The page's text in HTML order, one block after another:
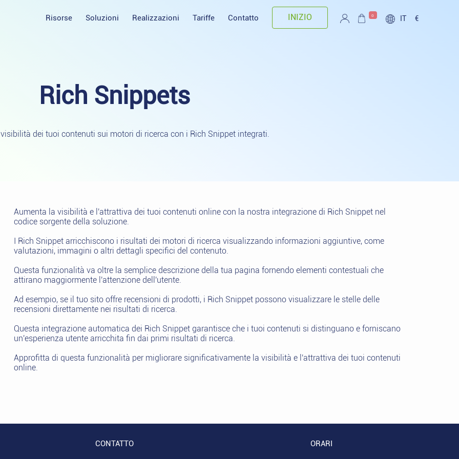
Risorse Soluzioni Realizzazioni Tariffe Contatto INIZIO 0 IT €
Rich Snippets
dei tuoi contenuti sui motori di ricerca con i Rich Snippet integrati.
Aumenta la visibilità e l'attrattiva dei tuoi contenuti online con la nostra integrazione di Rich Snippet nel
codice sorgente della soluzione.
I Rich Snippet arricchiscono i risultati dei motori di ricerca visualizzando informazioni aggiuntive, come
valutazioni, immagini o altri dettagli specifici del contenuto.
Questa funzionalità va oltre la semplice descrizione della tua pagina fornendo elementi contestuali che
attirano maggiormente l'attenzione dell'utente.
Ad esempio, se il tuo sito offre recensioni di prodotti, i Rich Snippet possono visualizzare le stelle delle
recensioni direttamente nei risultati di ricerca.
Questa integrazione automatica dei Rich Snippet garantisce che i tuoi contenuti si distinguano e forniscano
un'esperienza utente arricchita fin dai primi risultati di ricerca.
Approfitta di questa funzionalità per migliorare significativamente la visibilità e l'attrattiva dei tuoi contenuti
online.
CONTATTO ORARI